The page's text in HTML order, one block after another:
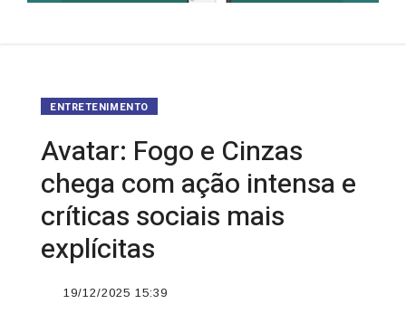
ENTRETENIMENTO
Avatar: Fogo e Cinzas
chega com ação intensa e
críticas sociais mais
explícitas
19/12/2025 15:39